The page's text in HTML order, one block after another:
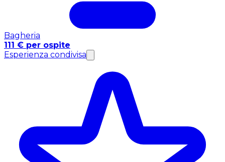
Bagheria
111 € per ospite
Esperienza condivisa